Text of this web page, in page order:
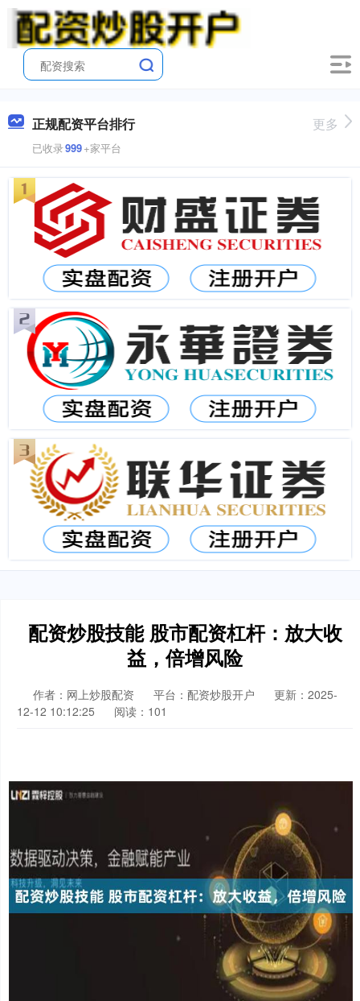
正规配资平台排行
已收录999+家平台
更多
配资炒股技能 股市配资杠杆：放大收
益，倍增风险
作者：网上炒股配资 平台：配资炒股开户
更新：2025-
12-12 10:12:25
阅读：101